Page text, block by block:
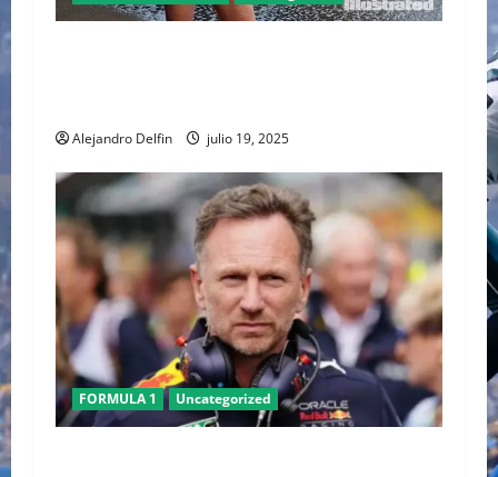
Alejandro Delfin julio 19, 2025
FORMULA 1 Uncategorized